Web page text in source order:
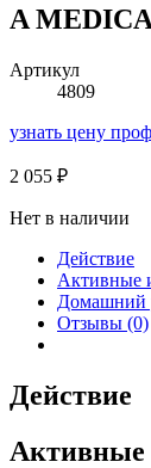
A
Артикул
4809
узнать цену
2 055 ₽
Нет в наличии
Действие
Активные
Домашний
Отзывы (0)
Действие
Активные